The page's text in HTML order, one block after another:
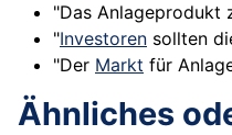
"Das Anlageprodukt
"Investoren sollten
"Der Markt für
Ähnliches